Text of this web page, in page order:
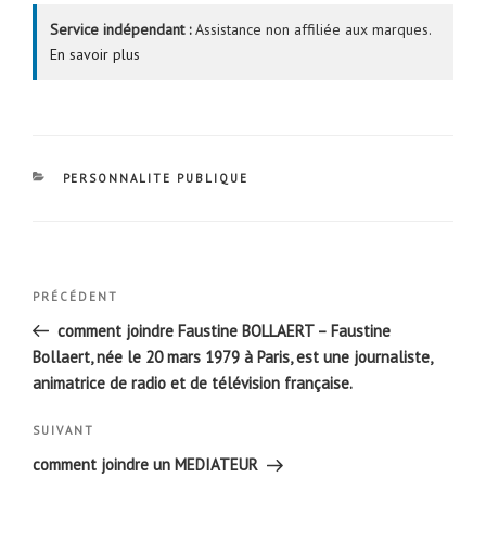
Service indépendant :Assistance non affiliée aux marques.
En savoir plus
CATÉGORIES
PERSONNALITE PUBLIQUE
Navigation
l’article
Article
précédent
PRÉCÉDENT
comment joindre Faustine BOLLAERT – Faustine
Bollaert, née le 20 mars 1979 à Paris, est une journaliste,
animatrice de radio et de télévision française.
Article
suivant
SUIVANT
comment joindre un MEDIATEUR